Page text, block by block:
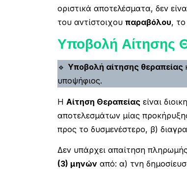
οριστικά αποτελέσματα, δεν
του αντίστοιχου παραβόλου,
Υποβολή Αίτησης
🔹 Υποβολή αίτησης θεραπείας
υποψήφιος.
Η Αίτηση Θεραπείας είναι
αποτελεσμάτων μίας
προς το δυσμενέστερο, β)
Δεν υπάρχει απαίτηση
(3) μηνών από: α) τνη